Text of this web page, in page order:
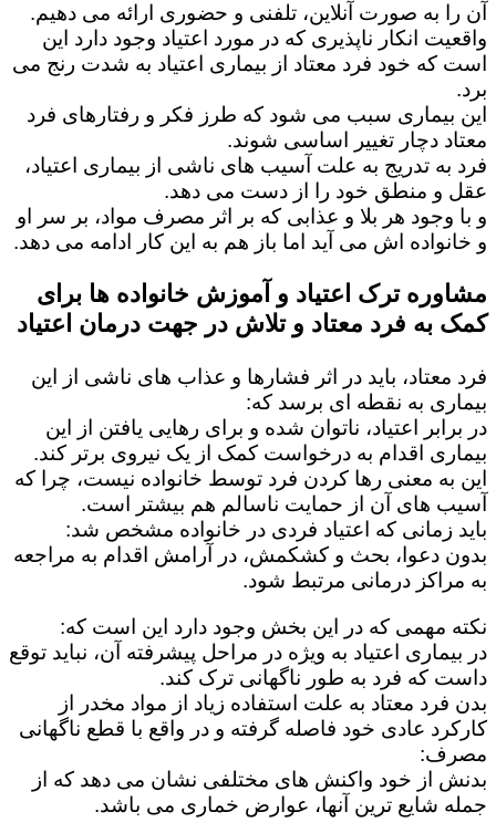
آن را به صورت آنلاین، تلفنی و حضوری ارائه می دهیم.
واقعیت انکار ناپذیری که در مورد اعتیاد وجود دارد این
است که خود فرد معتاد از بیماری اعتیاد به شدت رنج می
برد.
این بیماری سبب می شود که طرز فکر و رفتارهای فرد
معتاد دچار تغییر اساسی شوند.
فرد به تدریج به علت آسیب های ناشی از بیماری اعتیاد،
عقل و منطق خود را از دست می دهد.
و با وجود هر بلا و عذابی که بر اثر مصرف مواد، بر سر او
و خانواده اش می آید اما باز هم به این کار ادامه می دهد.
مشاوره ترک اعتیاد و آموزش خانواده ها برای
کمک به فرد معتاد و تلاش در جهت درمان اعتیاد
فرد معتاد، باید در اثر فشارها و عذاب های ناشی از این
بیماری به نقطه ای برسد که:
در برابر اعتیاد، ناتوان شده و برای رهایی یافتن از این
بیماری اقدام به درخواست کمک از یک نیروی برتر کند.
این به معنی رها کردن فرد توسط خانواده نیست، چرا که
آسیب های آن از حمایت ناسالم هم بیشتر است.
باید زمانی که اعتیاد فردی در خانواده مشخص شد:
بدون دعوا، بحث و کشکمش، در آرامش اقدام به مراجعه
به مراکز درمانی مرتبط شود.
نکته مهمی که در این بخش وجود دارد این است که:
در بیماری اعتیاد به ویژه در مراحل پیشرفته آن، نباید توقع
داست که فرد به طور ناگهانی ترک کند.
بدن فرد معتاد به علت استفاده زیاد از مواد مخدر از
کارکرد عادی خود فاصله گرفته و در واقع با قطع ناگهانی
مصرف:
بدنش از خود واکنش های مختلفی نشان می دهد که از
جمله شایع ترین آنها، عوارض خماری می باشد.